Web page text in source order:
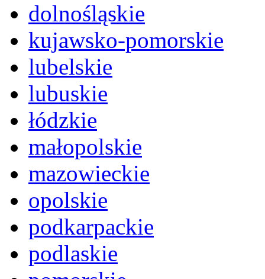
dolnośląskie
kujawsko-pomorskie
lubelskie
lubuskie
łódzkie
małopolskie
mazowieckie
opolskie
podkarpackie
podlaskie